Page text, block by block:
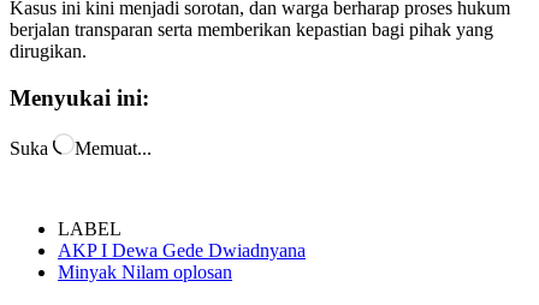
Kasus ini kini menjadi sorotan, dan warga berharap proses hukum
berjalan transparan serta memberikan kepastian bagi pihak yang
dirugikan.
Menyukai ini:
Suka Memuat...
LABEL
AKP I Dewa Gede Dwiadnyana
Minyak Nilam oplosan